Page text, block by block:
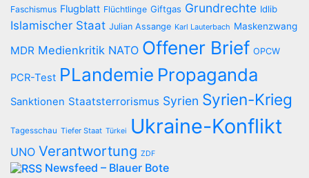
Faschismus Flugblatt Flüchtlinge Giftgas Grundrechte Idlib
Islamischer Staat Julian Assange Karl Lauterbach Maskenzwang
MDR Medienkritik NATO Offener Brief OPCW
PCR-Test PLandemie Propaganda
Sanktionen Staatsterrorismus Syrien Syrien-Krieg
Tagesschau Tiefer Staat Türkei Ukraine-Konflikt
UNO Verantwortung ZDF
Newsfeed – Blauer Bote